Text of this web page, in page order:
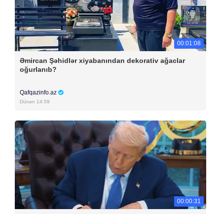
00:01:08
Əmircan Şəhidlər xiyabanından dekorativ ağaclar
oğurlanıb?
Qafqazinfo.az
Dünən 14:59
00:00:31